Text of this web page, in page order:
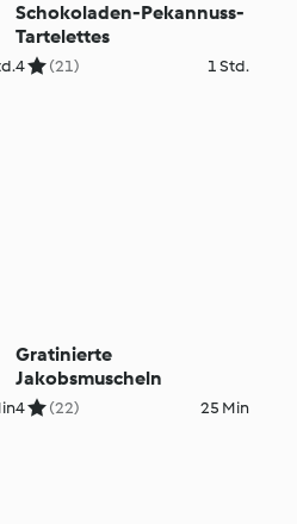
Schokoladen-Pekannuss-
Tartelettes
4 (21) 1 Std.
Gratinierte
Jakobsmuscheln
4 (22) 25 Min